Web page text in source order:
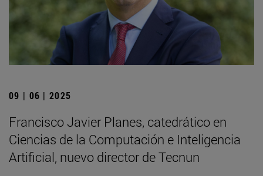
09 | 06 | 2025
Francisco Javier Planes, catedrático en
Ciencias de la Computación e Inteligencia
Artificial, nuevo director de Tecnun